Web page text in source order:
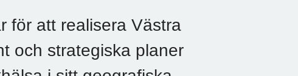
för att realisera Västra
och strategiska planer